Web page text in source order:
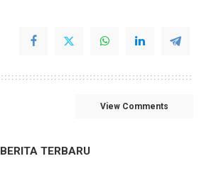
View Comments
BERITA TERBARU